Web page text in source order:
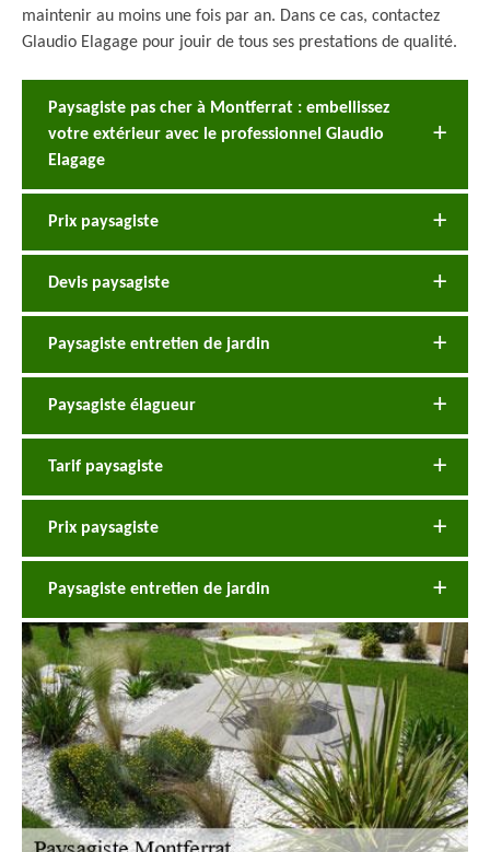
maintenir au moins une fois par an. Dans ce cas, contactez
Glaudio Elagage pour jouir de tous ses prestations de qualité.
Paysagiste pas cher à Montferrat : embellissez
votre extérieur avec le professionnel Glaudio
Elagage
Prix paysagiste
Devis paysagiste
Paysagiste entretien de jardin
Paysagiste élagueur
Tarif paysagiste
Prix paysagiste
Paysagiste entretien de jardin